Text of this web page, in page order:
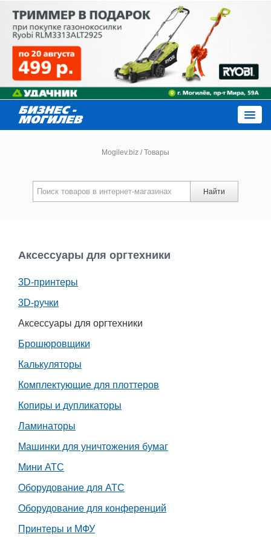
Новости компаний
Каталог
Работа
Объявления
Погода
Еще
Mogilev.biz /Товары
Найти
Аксессуары для оргтехники
3D-принтеры
3D-ручки
Аксессуары для оргтехники
Брошюровщики
Калькуляторы
Комплектующие для плоттеров
Копиры и дупликаторы
Ламинаторы
Машинки для уничтожения бумаг
Мини АТС
Оборудование для АТС
Оборудование для конференций
Принтеры и МФУ